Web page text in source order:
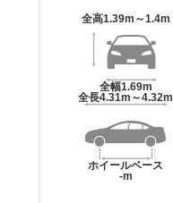
全高1.39m～1.4m
全幅1.69m
全長4.31m～4.32m
ホイールベース
-m